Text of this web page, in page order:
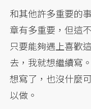
和其他許多重要的
章有多重要，但這
只要能夠遇上喜歡
去，我就想繼續寫
想寫了，也沒什麼
以做。